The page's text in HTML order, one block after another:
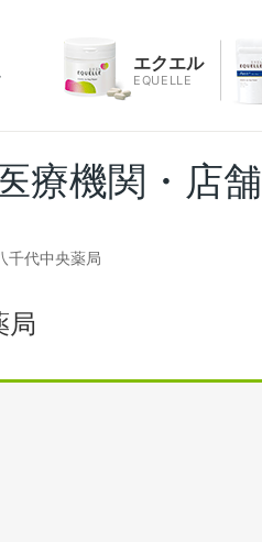
エクエル
EQUELLE
療機関・店舗
千代中央薬局
局